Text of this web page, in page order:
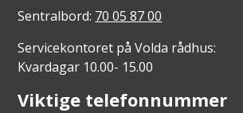
Sentralbord: 70 05 87 00
Servicekontoret på Volda rådhus:
Kvardagar 10.00- 15.00
Viktige telefonnummer